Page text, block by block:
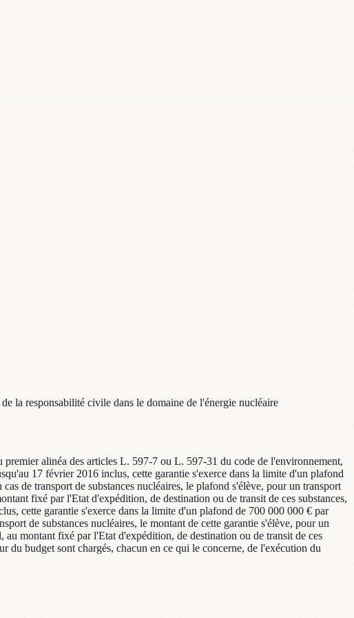
la responsabilité civile dans le domaine de l'énergie nucléaire
alinéa des articles L. 597-7 ou L. 597-31 du code de l'environnement,
17 février 2016 inclus, cette garantie s'exerce dans la limite d'un plafond
de transport de substances nucléaires, le plafond s'élève, pour un transport
fixé par l'Etat d'expédition, de destination ou de transit de ces substances,
cette garantie s'exerce dans la limite d'un plafond de 700 000 000 € par
de substances nucléaires, le montant de cette garantie s'élève, pour un
montant fixé par l'Etat d'expédition, de destination ou de transit de ces
budget sont chargés, chacun en ce qui le concerne, de l'exécution du